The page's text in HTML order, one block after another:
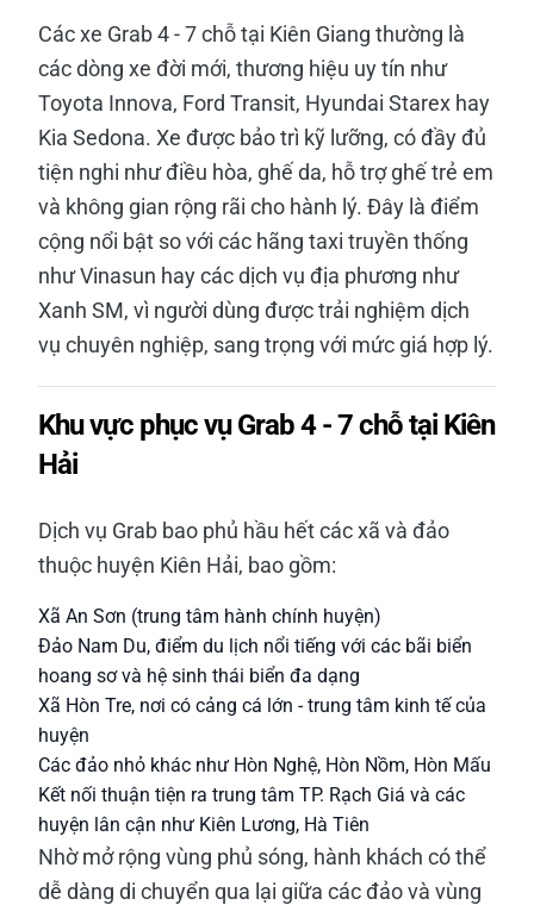
Các xe Grab 4 - 7 chỗ tại Kiên Giang thường là
các dòng xe đời mới, thương hiệu uy tín như
Toyota Innova, Ford Transit, Hyundai Starex hay
Kia Sedona. Xe được bảo trì kỹ lưỡng, có đầy đủ
tiện nghi như điều hòa, ghế da, hỗ trợ ghế trẻ em
và không gian rộng rãi cho hành lý. Đây là điểm
cộng nổi bật so với các hãng taxi truyền thống
như Vinasun hay các dịch vụ địa phương như
Xanh SM, vì người dùng được trải nghiệm dịch
vụ chuyên nghiệp, sang trọng với mức giá hợp lý.
Khu vực phục vụ Grab 4 - 7 chỗ tại Kiên
Hải
Dịch vụ Grab bao phủ hầu hết các xã và đảo
thuộc huyện Kiên Hải, bao gồm:
Xã An Sơn (trung tâm hành chính huyện)
Đảo Nam Du, điểm du lịch nổi tiếng với các bãi biển
hoang sơ và hệ sinh thái biển đa dạng
Xã Hòn Tre, nơi có cảng cá lớn - trung tâm kinh tế của
huyện
Các đảo nhỏ khác như Hòn Nghệ, Hòn Nồm, Hòn Mấu
Kết nối thuận tiện ra trung tâm TP. Rạch Giá và các
huyện lân cận như Kiên Lương, Hà Tiên
Nhờ mở rộng vùng phủ sóng, hành khách có thể
dễ dàng di chuyển qua lại giữa các đảo và vùng